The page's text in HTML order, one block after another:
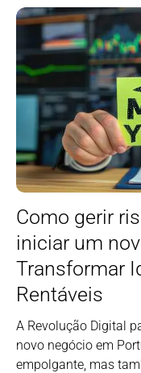
Como gerir
iniciar um
Transformar
Rentáveis
A Revolução Digital
novo negócio em
empolgante, mas